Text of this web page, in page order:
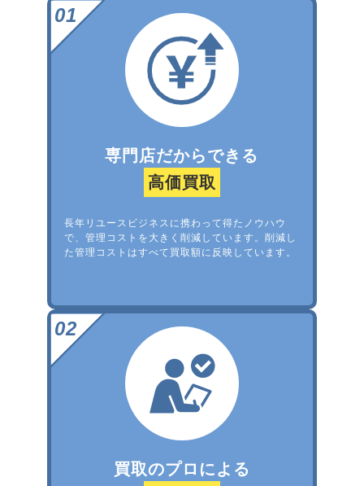
専門店だからできる
高価買取
長年リユースビジネスに携わって得たノウハウ
で、管理コストを大きく削減しています。削減し
た管理コストはすべて買取額に反映しています。
買取のプロによる